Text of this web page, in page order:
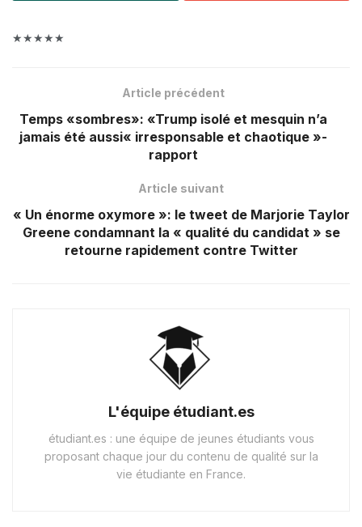
★★★★★
Article précédent
Temps «sombres»: «Trump isolé et mesquin n’a
jamais été aussi« irresponsable et chaotique »-
rapport
Article suivant
« Un énorme oxymore »: le tweet de Marjorie Taylor
Greene condamnant la « qualité du candidat » se
retourne rapidement contre Twitter
L'équipe étudiant.es
étudiant.es : une équipe de jeunes étudiants vous
proposant chaque jour du contenu de qualité sur la
vie étudiante en France.